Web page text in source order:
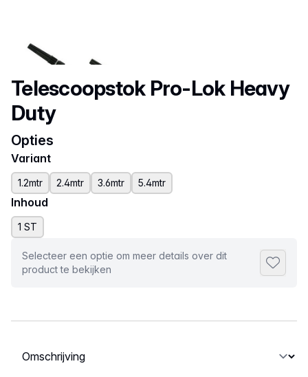
Productnaam
Telescoopstok Pro-Lok Heavy
Duty
Opties
Variant
1.2mtr 2.4mtr 3.6mtr 5.4mtr
Inhoud
1 ST
Selecteer een optie om meer details over dit
product te bekijken
Selecteer een tabblad